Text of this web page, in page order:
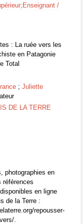
/
: La ruée vers les
en Patagonie
Total
; Juliette
DE LA TERRE
photographies en
références
en ligne
de la Terre :
repousser-
.